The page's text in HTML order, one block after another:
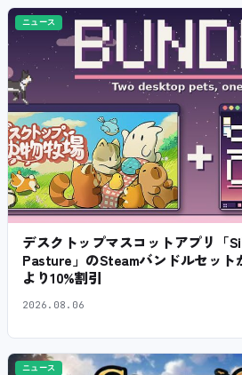
ニュース
デスクトップマスコットアプリ「
Pasture」のSteamバンドルセット
より10%割引
2026.08.06
ニュース